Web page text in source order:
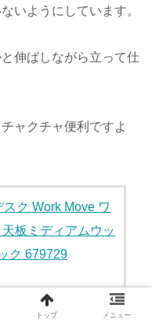
いようにしています。
伸ばしながら立って仕
ャクチャ便利ですよ
ク Work Move ワ
板ミディアムウッ
ク 679729
トップ メニュー